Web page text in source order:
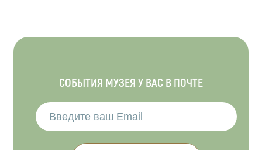
СОБЫТИЯ МУЗЕЯ У ВАС В ПОЧТЕ